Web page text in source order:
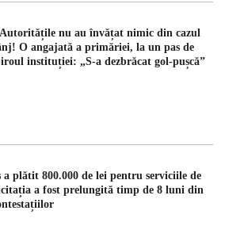
Autoritățile nu au învățat nimic din cazul
O angajată a primăriei, la un pas de
instituției: „S-a dezbrăcat gol-pușcă”
a plătit 800.000 de lei pentru serviciile de
a fost prelungită timp de 8 luni din